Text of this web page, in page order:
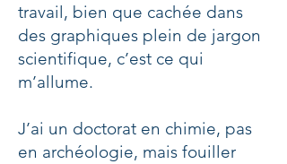
travail, bien que cachée dans
des graphiques plein de jargon
scientifique, c’est ce qui
m’allume.
J’ai un doctorat en chimie, pas
en archéologie, mais fouiller